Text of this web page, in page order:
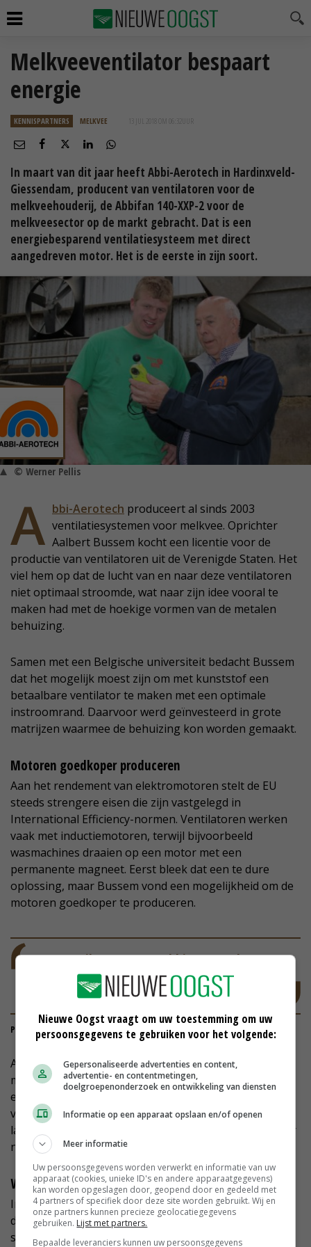
Melkveeventilator bespaart
energie
KENNISPARTNERS MELKVEE 13 JUL 2018 OM 06:32
In maart van dit jaar heeft Abbi-Aerotech in Hardinxveld-
Giessendam, producent van ventilatoren voor de
melkveehouderij, de Abbifan 140-XXP-2 voor de
melkveesector op de markt gebracht. Dat is een
energiebesparend ventilatiesysteem met direct
aangedreven motor. Het is de eerste in zijn soort.
© Werner Pellis
A bbi-Aerotech produceert al sinds 2003
ventilatiesystemen voor melkvee. Oprichter
Aalbert Bussem kocht een licentie voor de
productie van ventilatoren uit de Verenigde Staten. Het
viel hem op dat de lucht van en naar deze ventilatoren
niet optimaal stroomde, wat naar zijn idee vooral te
maken had met de hoekige vormen van de metalen
behuizing.
Samen met een Belgische universiteit bedacht Bussem
dat het mogelijk moest zijn om met kunststof een
betaalbare ventilator te maken met een optimale
instroomrand. Daarvoor werd geïnvesteerd in grote
matrijzen waarmee de behuizing kon worden gemaakt.
Motoren goedkoper produceren
Aan het rendement van elektromotoren stelt de EU
steeds strengere eisen die zijn vastgelegd in
International Efficiency-normen. Ventilatoren werken
vaak met inductiemotoren, terwijl bijvoorbeeld
wasmachines draaien op een motor met een
permanente magneet. Eerst bleek dat een te dure
oplossing, maar Bussem vond een mogelijkheid om de
motoren goedkoper te produceren.
De ventilatoren van Abbi-Aerotech
waren wat wij voor ogen hadden qua
zuinigheid
PIETER VAN WEZEL, MELKVEEHOUDER
Abbi-Aerotech bracht in 2016 een permanente
magneetmotor (gelijkstroommotor) met een
elektronische omvormer op de markt. Omdat de
ventilatoren nog werkten met aandrijfriemen, poelies,
lagers en assen, zou een direct aangedreven ventilator
naar verwachting veel energiezuiniger zijn.
Weinig onderhoud
In 2018 is de Abbifan 140-XXP-2 op de markt gebracht;
de motor is direct verbonden met de propeller, het
stroomverbruik is laag en de ventilator vergt weinig
Nieuwe Oogst vraagt om uw toestemming om uw
persoonsgegevens te gebruiken voor het volgende:
Gepersonaliseerde advertenties en content,
advertentie- en contentmetingen,
doelgroepenonderzoek en ontwikkeling van diensten
Informatie op een apparaat opslaan en/of openen
Meer informatie
Uw persoonsgegevens worden verwerkt en informatie van uw
apparaat (cookies, unieke ID's en andere apparaatgegevens)
kan worden opgeslagen door, geopend door en gedeeld met
4 partners of specifiek door deze site worden gebruikt. Wij en
onze partners kunnen precieze geolocatiegegevens
gebruiken. Lijst met partners.
Bepaalde leveranciers kunnen uw persoonsgegevens